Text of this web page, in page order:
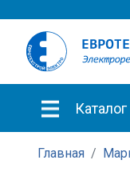
Каталог
Главная